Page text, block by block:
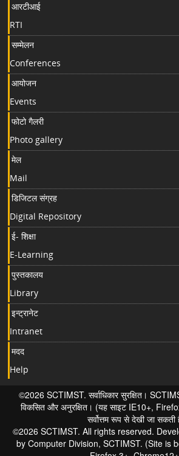
आरटीआई
RTI
सम्मेलन
Conferences
आयोजन
Events
फोटो गैलरी
Photo gallery
मेल
Mail
डिजिटल संग्रह
Digital Repository
ई- शिक्षा
E-Learning
पुस्तकालय
Library
इन्ट्रानेट
Intranet
मदद
Help
©2026 SCTIMST. सर्वाधिकार सुरक्षित।
विकसित और अनुरक्षित। (यह साइट IE10+,
सर्वोत्तम रूप से देखी जा सकती
©2026 SCTIMST. All rights reserved.
by Computer Division, SCTIMST. (Site is